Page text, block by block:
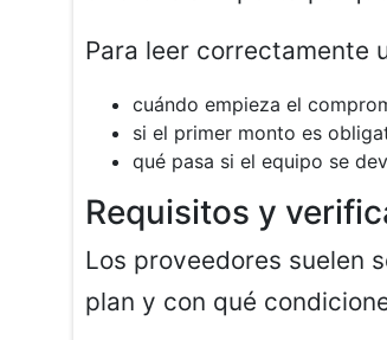
Para leer correctamente
cuándo empieza el
si el primer monto es
qué pasa si el equipo se
Requisitos y
Los proveedores suelen
plan y con qué